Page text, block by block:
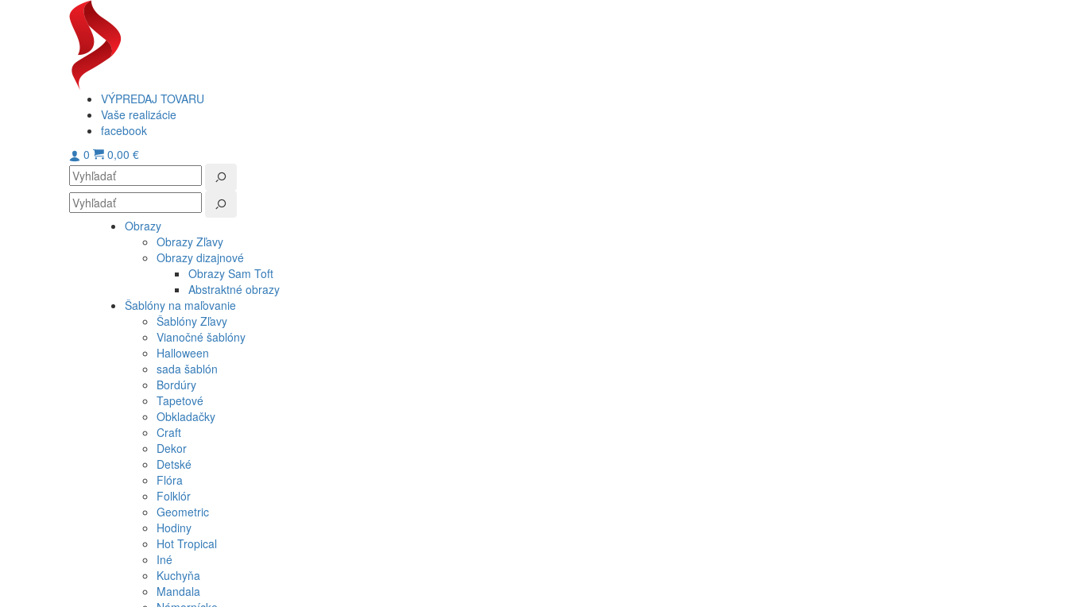
VÝPREDAJ TOVARU
Vaše realizácie
facebook
0
0,00 €
Obrazy
Obrazy Zľavy
Obrazy dizajnové
Obrazy Sam Toft
Abstraktné obrazy
Šablóny na maľovanie
Šablóny Zľavy
Vianočné šablóny
Halloween
sada šablón
Bordúry
Tapetové
Obkladačky
Craft
Dekor
Detské
Flóra
Folklór
Geometric
Hodiny
Hot Tropical
Iné
Kuchyňa
Mandala